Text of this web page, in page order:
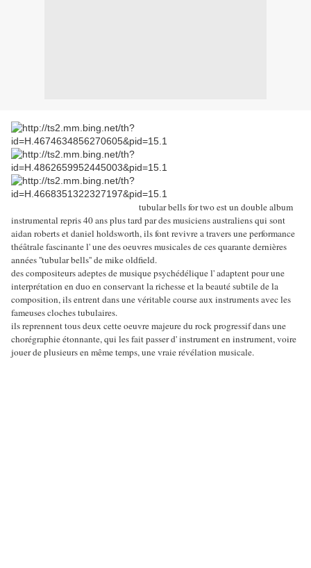
tubular bells for two est un double album
instrumental repris 40 ans plus tard par des musiciens australiens qui sont
aidan roberts et daniel holdsworth, ils font revivre a travers une performance
théâtrale fascinante l' une des oeuvres musicales de ces quarante dernières
années ''tubular bells'' de mike oldfield.
des compositeurs adeptes de musique psychédélique l' adaptent pour une
interprétation en duo en conservant la richesse et la beauté subtile de la
composition, ils entrent dans une véritable course aux instruments avec les
fameuses cloches tubulaires.
ils reprennent tous deux cette oeuvre majeure du rock progressif dans une
chorégraphie étonnante, qui les fait passer d' instrument en instrument, voire
jouer de plusieurs en même temps, une vraie révélation musicale.